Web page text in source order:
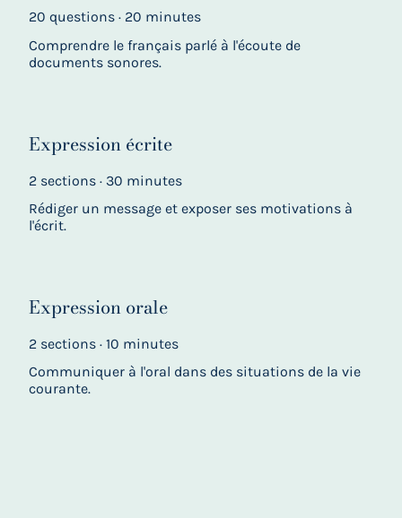
20 questions · 20 minutes
Comprendre le français parlé à l'écoute de
documents sonores.
Expression écrite
2 sections · 30 minutes
Rédiger un message et exposer ses motivations à
l'écrit.
Expression orale
2 sections · 10 minutes
Communiquer à l'oral dans des situations de la vie
courante.